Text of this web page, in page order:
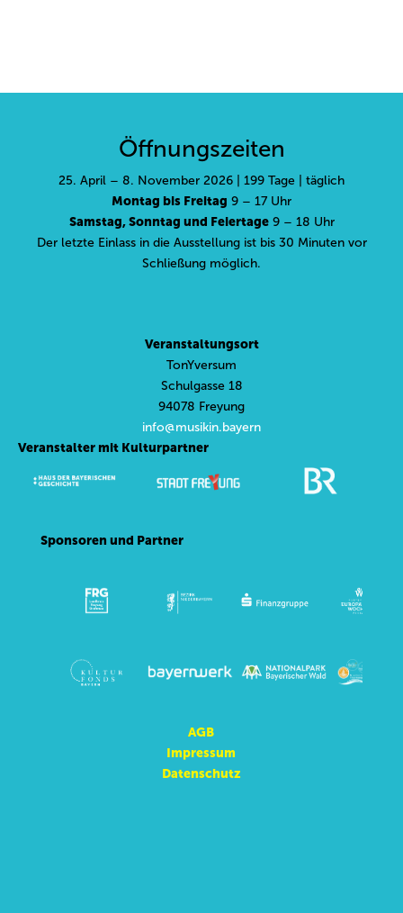
Öffnungszeiten
25. April – 8. November 2026 | 199 Tage | täglich
Montag bis Freitag 9 – 17 Uhr
Samstag, Sonntag und Feiertage9 – 18 Uhr
Der letzte Einlass in die Ausstellung ist bis 30 Minuten vor
Schließung möglich.
Veranstaltungsort
TonYversum
Schulgasse 18
94078 Freyung
info@musikin.bayern
Veranstalter mit Kulturpartner
Sponsoren und Partner
AGB
Impressum
Datenschutz